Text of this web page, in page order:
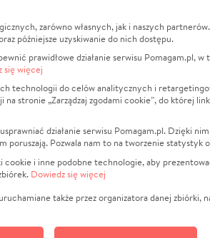
cookie
cookie
O nas
Opinie
Raporty
Za darmo
Dla NGO
Fundacja Pomagam.pl
zarówno własnych, jak i naszych
późniejsze uzyskiwanie do nich dostępu.
prawidłowe działanie serwisu Pomagam.pl,
się więcej
technologii do celów analitycznych i
stronie „Zarządzaj zgodami cookie”, do której
działanie serwisu Pomagam.pl. Dzięki
poruszają. Pozwala nam to na tworzenie statystyk
cookie i inne podobne technologie, aby
Dowiedz się więcej
także przez organizatora danej